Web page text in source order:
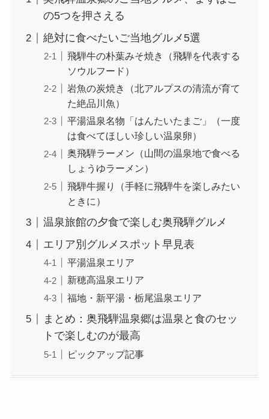
の5つを押さえる
絶対に食べたいご当地グルメ5選
飛騨牛の朴葉みそ焼き（飛騨を代表する
ソウルフード）
岩魚の炭焼き（北アルプスの清流が育て
た絶品川魚）
平湯温泉名物「はんたいたまご」（一度
は食べてほしい珍しい温泉卵）
奥飛騨ラーメン（山間の温泉地で食べる
しょうゆラーメン）
飛騨牛握り（手軽に飛騨牛を楽しみたい
ときに）
温泉旅館の夕食で楽しむ奥飛騨グルメ
エリア別グルメスポット早見表
平湯温泉エリア
新穂高温泉エリア
福地・新平湯・栃尾温泉エリア
まとめ：奥飛騨温泉郷は温泉と食のセッ
トで楽しむのが最高
ピックアップ記事